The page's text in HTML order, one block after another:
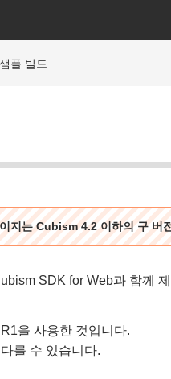
플 빌드
지는 Cubism 4.2 이하의 구 버
SDK for Web과 함께
을 사용한 것입니다.
를 수 있습니다.